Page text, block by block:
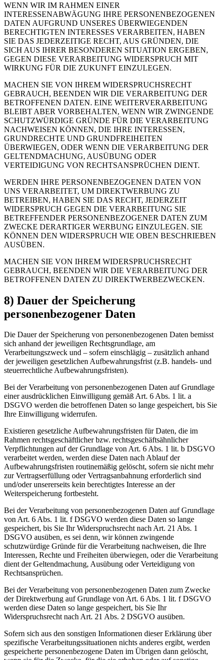
WENN WIR IM RAHMEN EINER
INTERESSENABWÄGUNG IHRE PERSONENBEZOGENEN
DATEN AUFGRUND UNSERES ÜBERWIEGENDEN
BERECHTIGTEN INTERESSES VERARBEITEN, HABEN
SIE DAS JEDERZEITIGE RECHT, AUS GRÜNDEN, DIE
SICH AUS IHRER BESONDEREN SITUATION ERGEBEN,
GEGEN DIESE VERARBEITUNG WIDERSPRUCH MIT
WIRKUNG FÜR DIE ZUKUNFT EINZULEGEN.
MACHEN SIE VON IHREM WIDERSPRUCHSRECHT
GEBRAUCH, BEENDEN WIR DIE VERARBEITUNG DER
BETROFFENEN DATEN. EINE WEITERVERARBEITUNG
BLEIBT ABER VORBEHALTEN, WENN WIR ZWINGENDE
SCHUTZWÜRDIGE GRÜNDE FÜR DIE VERARBEITUNG
NACHWEISEN KÖNNEN, DIE IHRE INTERESSEN,
GRUNDRECHTE UND GRUNDFREIHEITEN
ÜBERWIEGEN, ODER WENN DIE VERARBEITUNG DER
GELTENDMACHUNG, AUSÜBUNG ODER
VERTEIDIGUNG VON RECHTSANSPRÜCHEN DIENT.
WERDEN IHRE PERSONENBEZOGENEN DATEN VON
UNS VERARBEITET, UM DIREKTWERBUNG ZU
BETREIBEN, HABEN SIE DAS RECHT, JEDERZEIT
WIDERSPRUCH GEGEN DIE VERARBEITUNG SIE
BETREFFENDER PERSONENBEZOGENER DATEN ZUM
ZWECKE DERARTIGER WERBUNG EINZULEGEN. SIE
KÖNNEN DEN WIDERSPRUCH WIE OBEN BESCHRIEBEN
AUSÜBEN.
MACHEN SIE VON IHREM WIDERSPRUCHSRECHT
GEBRAUCH, BEENDEN WIR DIE VERARBEITUNG DER
BETROFFENEN DATEN ZU DIREKTWERBEZWECKEN.
8) Dauer der Speicherung
personenbezogener Daten
Die Dauer der Speicherung von personenbezogenen Daten bemisst
sich anhand der jeweiligen Rechtsgrundlage, am
Verarbeitungszweck und – sofern einschlägig – zusätzlich anhand
der jeweiligen gesetzlichen Aufbewahrungsfrist (z.B. handels- und
steuerrechtliche Aufbewahrungsfristen).
Bei der Verarbeitung von personenbezogenen Daten auf Grundlage
einer ausdrücklichen Einwilligung gemäß Art. 6 Abs. 1 lit. a
DSGVO werden die betroffenen Daten so lange gespeichert, bis Sie
Ihre Einwilligung widerrufen.
Existieren gesetzliche Aufbewahrungsfristen für Daten, die im
Rahmen rechtsgeschäftlicher bzw. rechtsgeschäftsähnlicher
Verpflichtungen auf der Grundlage von Art. 6 Abs. 1 lit. b DSGVO
verarbeitet werden, werden diese Daten nach Ablauf der
Aufbewahrungsfristen routinemäßig gelöscht, sofern sie nicht mehr
zur Vertragserfüllung oder Vertragsanbahnung erforderlich sind
und/oder unsererseits kein berechtigtes Interesse an der
Weiterspeicherung fortbesteht.
Bei der Verarbeitung von personenbezogenen Daten auf Grundlage
von Art. 6 Abs. 1 lit. f DSGVO werden diese Daten so lange
gespeichert, bis Sie Ihr Widerspruchsrecht nach Art. 21 Abs. 1
DSGVO ausüben, es sei denn, wir können zwingende
schutzwürdige Gründe für die Verarbeitung nachweisen, die Ihre
Interessen, Rechte und Freiheiten überwiegen, oder die Verarbeitung
dient der Geltendmachung, Ausübung oder Verteidigung von
Rechtsansprüchen.
Bei der Verarbeitung von personenbezogenen Daten zum Zwecke
der Direktwerbung auf Grundlage von Art. 6 Abs. 1 lit. f DSGVO
werden diese Daten so lange gespeichert, bis Sie Ihr
Widerspruchsrecht nach Art. 21 Abs. 2 DSGVO ausüben.
Sofern sich aus den sonstigen Informationen dieser Erklärung über
spezifische Verarbeitungssituationen nichts anderes ergibt, werden
gespeicherte personenbezogene Daten im Übrigen dann gelöscht,